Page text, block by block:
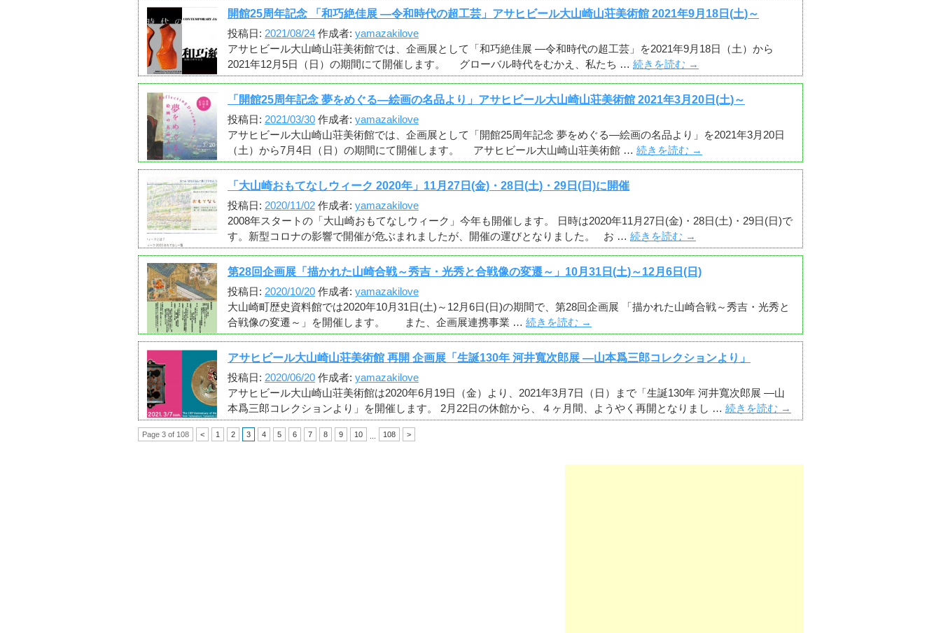
開館25周年記念 「和巧絶佳展 ―令和時代の超工芸」アサヒビール大山崎山荘美術館 2021年9月18日(土)～
投稿日: 2021/08/24 作成者: yamazakilove
アサヒビール大山崎山荘美術館では、企画展として「和巧絶佳展 ―令和時代の超工芸」を2021年9月18日（土）から
2021年12月5日（日）の期間にて開催します。 グローバル時代をむかえ、私たち … 続きを読む →
「開館25周年記念 夢をめぐる―絵画の名品より」アサヒビール大山崎山荘美術館 2021年3月20日(土)～
投稿日: 2021/03/30 作成者: yamazakilove
アサヒビール大山崎山荘美術館では、企画展として「開館25周年記念 夢をめぐる―絵画の名品より」を2021年3月20日
（土）から7月4日（日）の期間にて開催します。 アサヒビール大山崎山荘美術館 … 続きを読む →
「大山崎おもてなしウィーク 2020年」11月27日(金)・28日(土)・29日(日)に開催
投稿日: 2020/11/02 作成者: yamazakilove
2008年スタートの「大山崎おもてなしウィーク」今年も開催します。 日時は2020年11月27日(金)・28日(土)・29日(日)で
す。新型コロナの影響で開催が危ぶまれましたが、開催の運びとなりました。 お … 続きを読む →
第28回企画展「描かれた山崎合戦～秀吉・光秀と合戦像の変遷～」10月31日(土)～12月6日(日)
投稿日: 2020/10/20 作成者: yamazakilove
大山崎町歴史資料館では2020年10月31日(土)～12月6日(日)の期間で、第28回企画展 「描かれた山崎合戦～秀吉・光秀と
合戦像の変遷～」を開催します。 また、企画展連携事業 … 続きを読む →
アサヒビール大山崎山荘美術館 再開 企画展「生誕130年 河井寬次郎展 ―山本爲三郎コレクションより」
投稿日: 2020/06/20 作成者: yamazakilove
アサヒビール大山崎山荘美術館は2020年6月19日（金）より、2021年3月7日（日）まで「生誕130年 河井寬次郎展 ―山
本爲三郎コレクションより」を開催します。 2月22日の休館から、４ヶ月間、ようやく再開となりまし … 続きを読む →
Page 3 of 108 < 1 2 3 4 5 6 7 8 9 10 108 >